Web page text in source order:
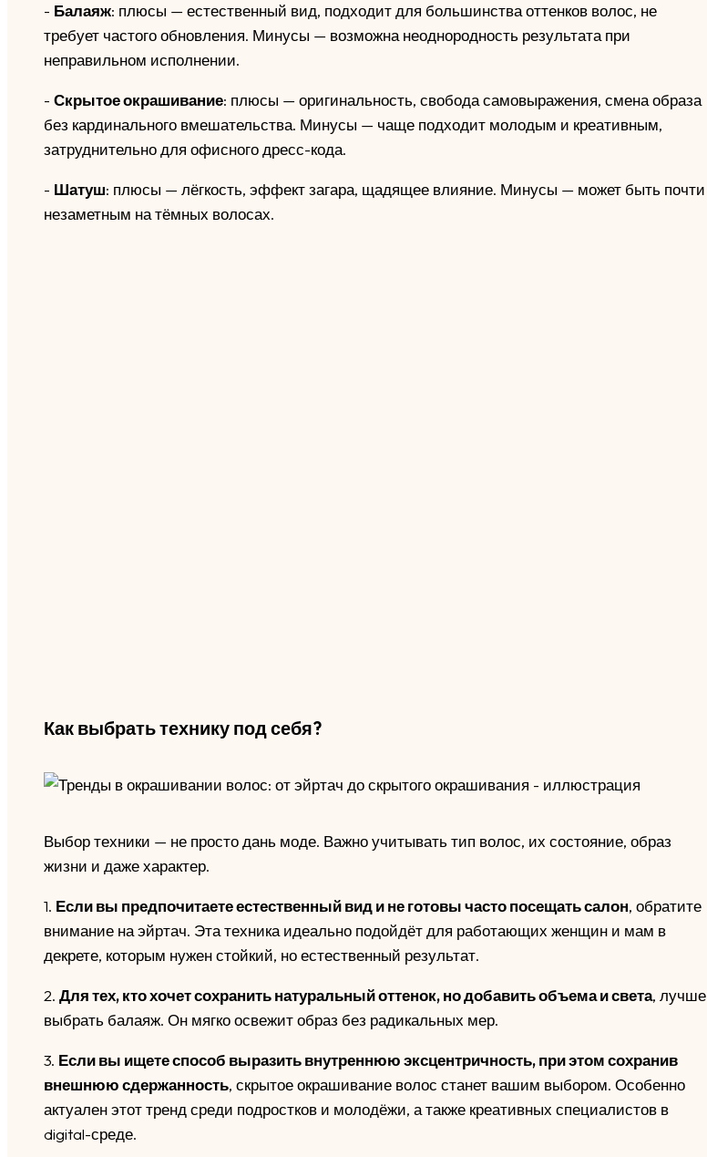
- Балаяж: плюсы — естественный вид, подходит для большинства оттенков волос, не
требует частого обновления. Минусы — возможна неоднородность результата при
неправильном исполнении.
- Скрытое окрашивание: плюсы — оригинальность, свобода самовыражения, смена образа
без кардинального вмешательства. Минусы — чаще подходит молодым и креативным,
затруднительно для офисного дресс-кода.
- Шатуш: плюсы — лёгкость, эффект загара, щадящее влияние. Минусы — может быть почти
незаметным на тёмных волосах.
Как выбрать технику под себя?
Выбор техники — не просто дань моде. Важно учитывать тип волос, их состояние, образ
жизни и даже характер.
1. Если вы предпочитаете естественный вид и не готовы часто посещать салон, обратите
внимание на эйртач. Эта техника идеально подойдёт для работающих женщин и мам в
декрете, которым нужен стойкий, но естественный результат.
2. Для тех, кто хочет сохранить натуральный оттенок, но добавить объема и света, лучше
выбрать балаяж. Он мягко освежит образ без радикальных мер.
3. Если вы ищете способ выразить внутреннюю эксцентричность, при этом сохранив
внешнюю сдержанность, скрытое окрашивание волос станет вашим выбором. Особенно
актуален этот тренд среди подростков и молодёжи, а также креативных специалистов в
digital-среде.